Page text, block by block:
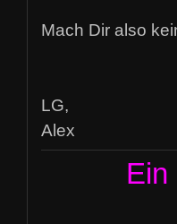
Mach Dir also
LG,
Alex
Ein